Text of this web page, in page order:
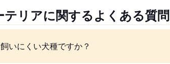
テリアに関するよくある質問
いにくい犬種ですか？